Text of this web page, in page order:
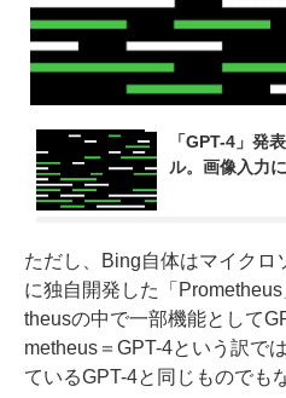
「GPT-4」発
ル。画像入力
ただし、Bing自体はマイクロ
に独自開発した「
theusの中で一部機能として
metheus＝GPT-4という訳で
ているGPT-4と同じものでも